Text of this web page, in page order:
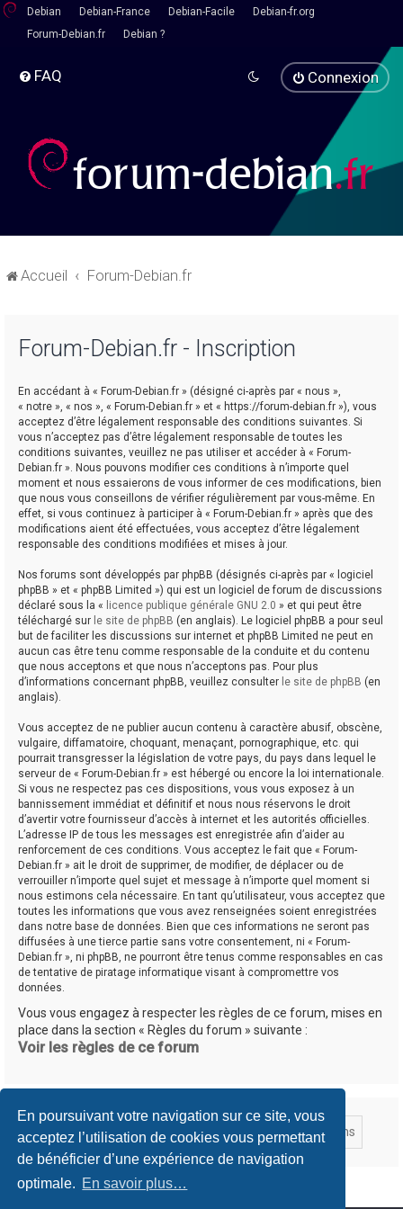
En poursuivant votre navigation sur ce site, vous
acceptez l’utilisation de cookies vous permettant
de bénéficier d’une expérience de navigation
optimale. En savoir plus…
Debian Debian-France Debian-Facile
Debian-fr.org
Forum-Debian.fr
Debian ?
FAQ Connexion
Accueil Forum-Debian.fr
Forum-Debian.fr - Inscription
En accédant à « Forum-Debian.fr » (désigné ci-après par « nous »,
« notre », « nos », « Forum-Debian.fr » et « https://forum-debian.fr »), vous
acceptez d’être légalement responsable des conditions suivantes. Si
vous n’acceptez pas d’être légalement responsable de toutes les
conditions suivantes, veuillez ne pas utiliser et accéder à « Forum-
Debian.fr ». Nous pouvons modifier ces conditions à n’importe quel
moment et nous essaierons de vous informer de ces modifications, bien
que nous vous conseillons de vérifier régulièrement par vous-même. En
effet, si vous continuez à participer à « Forum-Debian.fr » après que des
modifications aient été effectuées, vous acceptez d’être légalement
responsable des conditions modifiées et mises à jour.
Nos forums sont développés par phpBB (désignés ci-après par « logiciel
phpBB » et « phpBB Limited ») qui est un logiciel de forum de discussions
déclaré sous la « licence publique générale GNU 2.0 » et qui peut être
téléchargé sur le site de phpBB (en anglais). Le logiciel phpBB a pour seul
but de faciliter les discussions sur internet et phpBB Limited ne peut en
aucun cas être tenu comme responsable de la conduite et du contenu
que nous acceptons et que nous n’acceptons pas. Pour plus
d’informations concernant phpBB, veuillez consulter le site de phpBB (en
anglais).
Vous acceptez de ne publier aucun contenu à caractère abusif, obscène,
vulgaire, diffamatoire, choquant, menaçant, pornographique, etc. qui
pourrait transgresser la législation de votre pays, du pays dans lequel le
serveur de « Forum-Debian.fr » est hébergé ou encore la loi internationale.
Si vous ne respectez pas ces dispositions, vous vous exposez à un
bannissement immédiat et définitif et nous nous réservons le droit
d’avertir votre fournisseur d’accès à internet et les autorités officielles.
L’adresse IP de tous les messages est enregistrée afin d’aider au
renforcement de ces conditions. Vous acceptez le fait que « Forum-
Debian.fr » ait le droit de supprimer, de modifier, de déplacer ou de
verrouiller n’importe quel sujet et message à n’importe quel moment si
nous estimons cela nécessaire. En tant qu’utilisateur, vous acceptez que
toutes les informations que vous avez renseignées soient enregistrées
dans notre base de données. Bien que ces informations ne seront pas
diffusées à une tierce partie sans votre consentement, ni « Forum-
Debian.fr », ni phpBB, ne pourront être tenus comme responsables en cas
de tentative de piratage informatique visant à compromettre vos
données.
Vous vous engagez à respecter les règles de ce forum, mises en
place dans la section « Règles du forum » suivante :
Voir les règles de ce forum